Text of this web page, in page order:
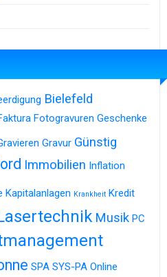
Bielefeld
Fotogravuren Geschenke
Gravur Günstig
Immobilien Inflation
Kapitalanlagen Krankheit Kredit
Musik PC
SPA SYS-PA Online